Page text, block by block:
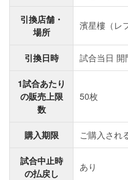
引換店舗・
場所
濱星樓（レ
引換日時 試合当日 開
1試合あたり
の販売上限
数
50枚
購入期限 ご購入され
試合中止時
の払戻し
あり